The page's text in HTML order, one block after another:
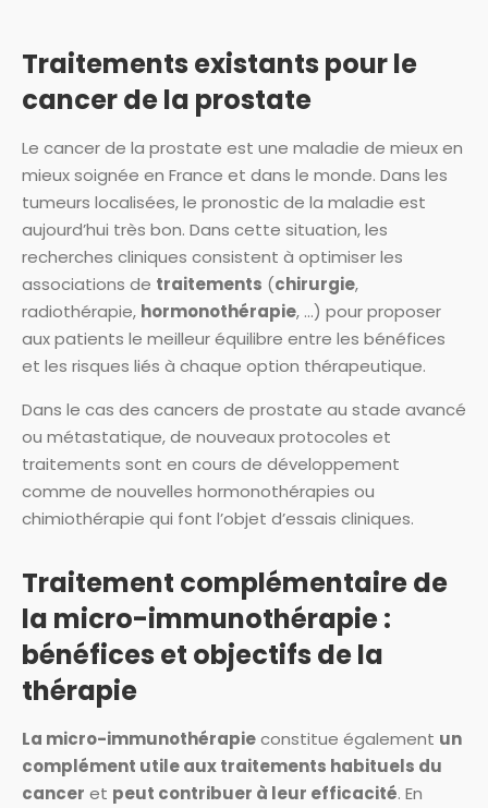
Traitements existants pour le
cancer de la prostate
Le cancer de la prostate est une maladie de mieux en
mieux soignée en France et dans le monde. Dans les
tumeurs localisées, le pronostic de la maladie est
aujourd’hui très bon. Dans cette situation, les
recherches cliniques consistent à optimiser les
associations de traitements (chirurgie,
radiothérapie, hormonothérapie, …) pour proposer
aux patients le meilleur équilibre entre les bénéfices
et les risques liés à chaque option thérapeutique.
Dans le cas des cancers de prostate au stade avancé
ou métastatique, de nouveaux protocoles et
traitements sont en cours de développement
comme de nouvelles hormonothérapies ou
chimiothérapie qui font l’objet d’essais cliniques.
Traitement complémentaire de
la micro-immunothérapie :
bénéfices et objectifs de la
thérapie
La micro-immunothérapieconstitue également un
complément utile aux traitements habituels du
cancer et peut contribuer à leur efficacité. En